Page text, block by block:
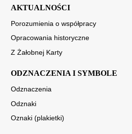
AKTUALNOŚCI
Porozumienia o współpracy
Opracowania historyczne
Z Żałobnej Karty
ODZNACZENIA I SYMBOLE
Odznaczenia
Odznaki
Oznaki (plakietki)